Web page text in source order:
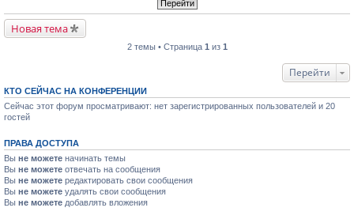
Новая тема
2 темы • Страница 1 из 1
Перейти
КТО СЕЙЧАС НА КОНФЕРЕНЦИИ
Сейчас этот форум просматривают: нет зарегистрированных пользователей и 20
гостей
ПРАВА ДОСТУПА
Вы не можете начинать темы
Вы не можете отвечать на сообщения
Вы не можете редактировать свои сообщения
Вы не можете удалять свои сообщения
Вы не можете добавлять вложения